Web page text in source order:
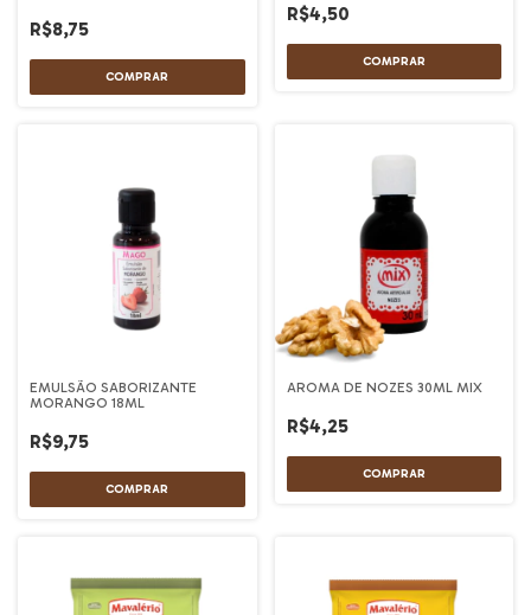
R$8,75
R$4,50
EMULSÃO SABORIZANTE
MORANGO 18ML
R$9,75
AROMA DE NOZES 30ML MIX
R$4,25